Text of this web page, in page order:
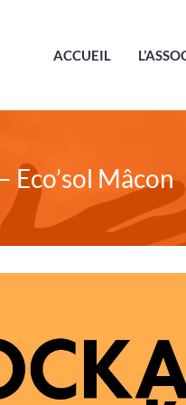
ACCUEIL
Eco’sol Mâcon